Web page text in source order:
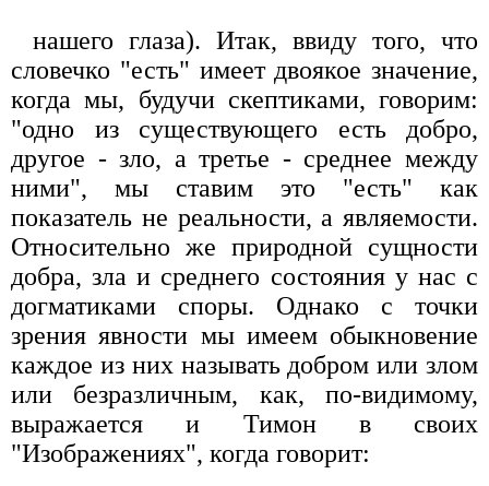
нашего глаза). Итак, ввиду того, что
словечко "есть" имеет двоякое значение,
когда мы, будучи скептиками, говорим:
"одно из существующего есть добро,
другое - зло, а третье - среднее между
ними", мы ставим это "есть" как
показатель не реальности, а являемости.
Относительно же природной сущности
добра, зла и среднего состояния у нас с
догматиками споры. Однако с точки
зрения явности мы имеем обыкновение
каждое из них называть добром или злом
или безразличным, как, по-видимому,
выражается и Тимон в своих
"Изображениях", когда говорит: